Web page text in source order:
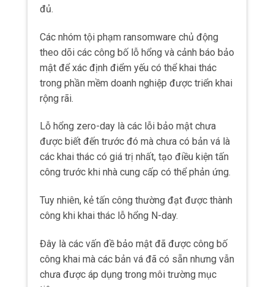
đủ.
Các nhóm tội phạm ransomware chủ động
theo dõi các công bố lỗ hổng và cảnh báo bảo
mật để xác định điểm yếu có thể khai thác
trong phần mềm doanh nghiệp được triển khai
rộng rãi.
Lỗ hổng zero-day là các lỗi bảo mật chưa
được biết đến trước đó mà chưa có bản vá là
các khai thác có giá trị nhất, tạo điều kiện tấn
công trước khi nhà cung cấp có thể phản ứng.
Tuy nhiên, kẻ tấn công thường đạt được thành
công khi khai thác lỗ hổng N-day.
Đây là các vấn đề bảo mật đã được công bố
công khai mà các bản vá đã có sẵn nhưng vẫn
chưa được áp dụng trong môi trường mục